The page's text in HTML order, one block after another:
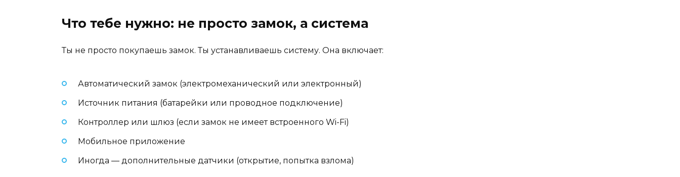
Что тебе нужно: не просто замок, а система
Ты не просто покупаешь замок. Ты устанавливаешь систему. Она включает:
Автоматический замок (электромеханический или электронный)
Источник питания (батарейки или проводное подключение)
Контроллер или шлюз (если замок не имеет встроенного Wi-Fi)
Мобильное приложение
Иногда — дополнительные датчики (открытие, попытка взлома)